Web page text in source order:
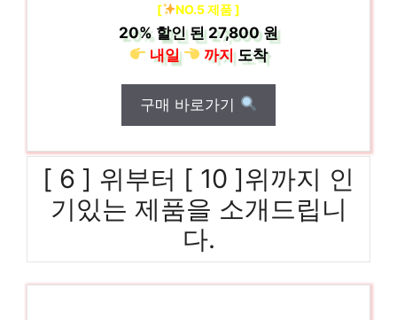
[ NO.5 제품 ]
20% 할인 된27,800 원
내일
까지도착
구매 바로가기
[ 6 ] 위부터 [ 10 ]위까지 인
기있는 제품을 소개드립니
다.